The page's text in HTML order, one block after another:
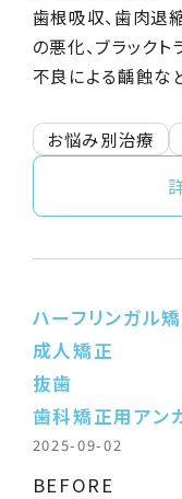
歯根吸収、歯肉退
の悪化、ブラックト
不良による齲蝕な
お悩み別治療
ハーフリンガル
成人矯正
抜歯
歯科矯正用アン
2025-09-02
BEFORE